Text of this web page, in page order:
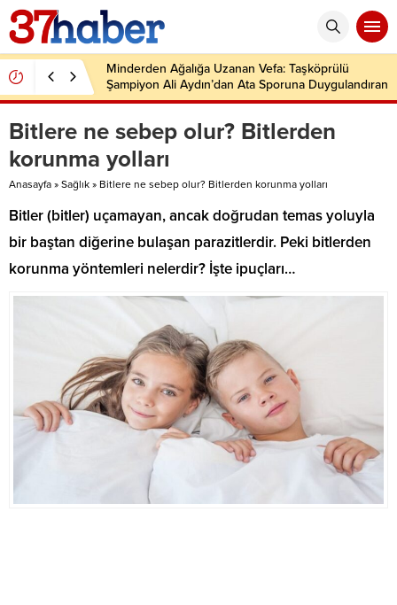
Minderden Ağalığa Uzanan Vefa: Taşköprülü
Şampiyon Ali Aydın’dan Ata Sporuna Duygulandıran
Dönüş
Bitlere ne sebep olur? Bitlerden
korunma yolları
Anasayfa » Sağlık » Bitlere ne sebep olur? Bitlerden korunma yolları
Bitler (bitler) uçamayan, ancak doğrudan temas yoluyla
bir baştan diğerine bulaşan parazitlerdir. Peki bitlerden
korunma yöntemleri nelerdir? İşte ipuçları…